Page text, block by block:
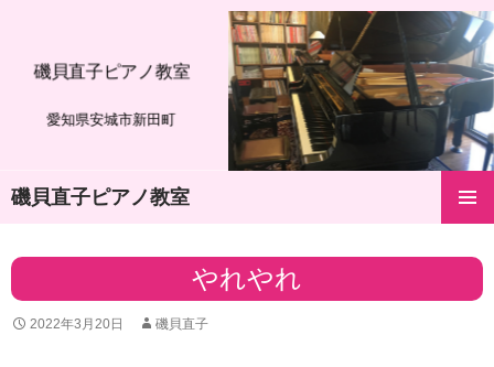
愛知県安城市新田町
磯貝直子ピアノ教室
磯貝直子ピアノ教室
テ
へ
やれやれ
2022年3月20日 磯貝直子